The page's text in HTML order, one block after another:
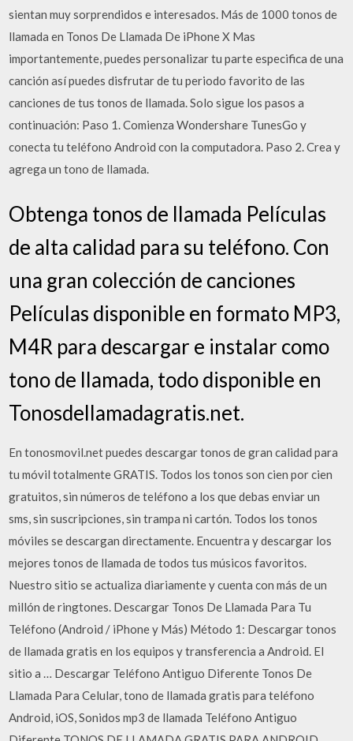
sientan muy sorprendidos e interesados. Más de 1000 tonos de
llamada en Tonos De Llamada De iPhone X Mas
importantemente, puedes personalizar tu parte especifica de una
canción así puedes disfrutar de tu periodo favorito de las
canciones de tus tonos de llamada. Solo sigue los pasos a
continuación: Paso 1. Comienza Wondershare TunesGo y
conecta tu teléfono Android con la computadora. Paso 2. Crea y
agrega un tono de llamada.
Obtenga tonos de llamada Películas
de alta calidad para su teléfono. Con
una gran colección de canciones
Películas disponible en formato MP3,
M4R para descargar e instalar como
tono de llamada, todo disponible en
Tonosdellamadagratis.net.
En tonosmovil.net puedes descargar tonos de gran calidad para
tu móvil totalmente GRATIS. Todos los tonos son cien por cien
gratuitos, sin números de teléfono a los que debas enviar un
sms, sin suscripciones, sin trampa ni cartón. Todos los tonos
móviles se descargan directamente. Encuentra y descargar los
mejores tonos de llamada de todos tus músicos favoritos.
Nuestro sitio se actualiza diariamente y cuenta con más de un
millón de ringtones. Descargar Tonos De Llamada Para Tu
Teléfono (Android / iPhone y Más) Método 1: Descargar tonos
de llamada gratis en los equipos y transferencia a Android. El
sitio a … Descargar Teléfono Antiguo Diferente Tonos De
Llamada Para Celular, tono de llamada gratis para teléfono
Android, iOS, Sonidos mp3 de llamada Teléfono Antiguo